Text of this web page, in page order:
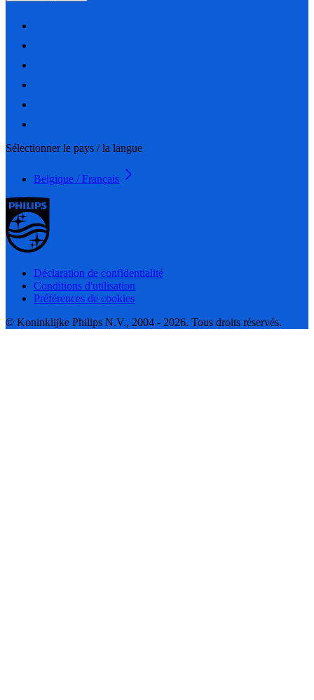
Sélectionner le pays / la langue
Belgique / Français
Déclaration de confidentialité
Conditions d'utilisation
Préférences de cookies
© Koninklijke Philips N.V., 2004 - 2026. Tous droits réservés.